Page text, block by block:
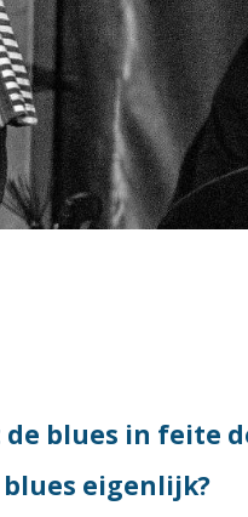
blues in feite
eigenlijk?